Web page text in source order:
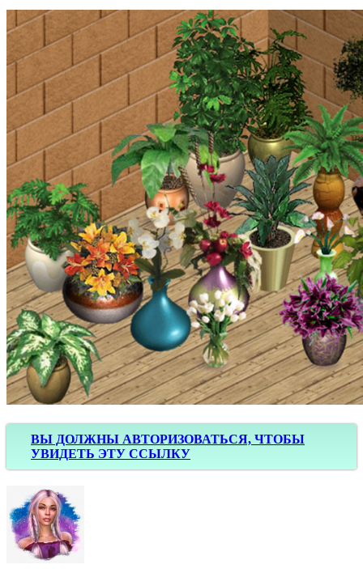
ВЫ ДОЛЖНЫ АВТОРИЗОВАТЬСЯ, ЧТОБЫ
УВИДЕТЬ ЭТУ ССЫЛКУ